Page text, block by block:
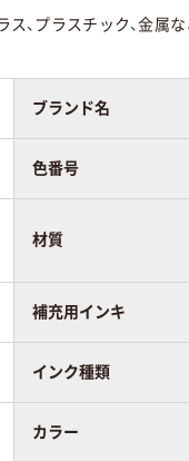
ス、プラスチック、金
ブランド名
色番号
材質
補充用インキ
インク種類
カラー